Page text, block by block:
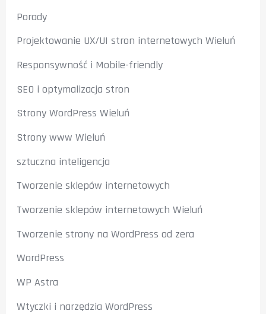
Porady
Projektowanie UX/UI stron internetowych Wieluń
Responsywność i Mobile-friendly
SEO i optymalizacja stron
Strony WordPress Wieluń
Strony www Wieluń
sztuczna inteligencja
Tworzenie sklepów internetowych
Tworzenie sklepów internetowych Wieluń
Tworzenie strony na WordPress od zera
WordPress
WP Astra
Wtyczki i narzędzia WordPress